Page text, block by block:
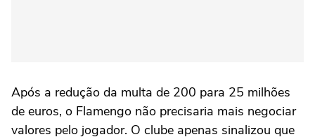
Após a redução da multa de 200 para 25 milhões
de euros, o Flamengo não precisaria mais negociar
valores pelo jogador. O clube apenas sinalizou que